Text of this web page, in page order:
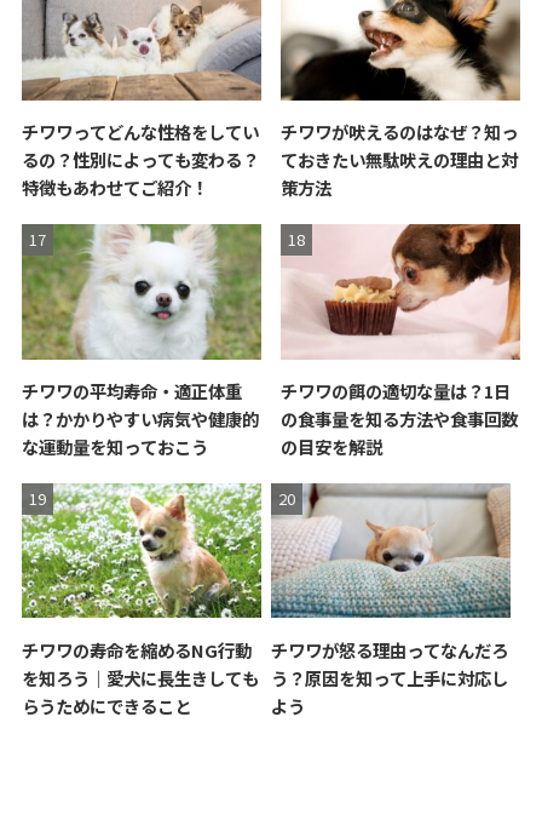
チワワってどんな性格をしてい
るの？性別によっても変わる？
特徴もあわせてご紹介！
チワワが吠えるのはなぜ？知っ
ておきたい無駄吠えの理由と対
策方法
チワワの平均寿命・適正体重
は？かかりやすい病気や健康的
な運動量を知っておこう
チワワの餌の適切な量は？1日
の食事量を知る方法や食事回数
の目安を解説
チワワの寿命を縮めるNG行動
を知ろう｜愛犬に長生きしても
らうためにできること
チワワが怒る理由ってなんだろ
う？原因を知って上手に対応し
よう